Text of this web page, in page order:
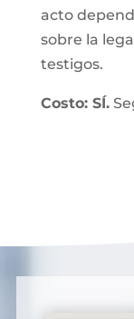
acto
sobre la
testigos.
Costo: SÍ.